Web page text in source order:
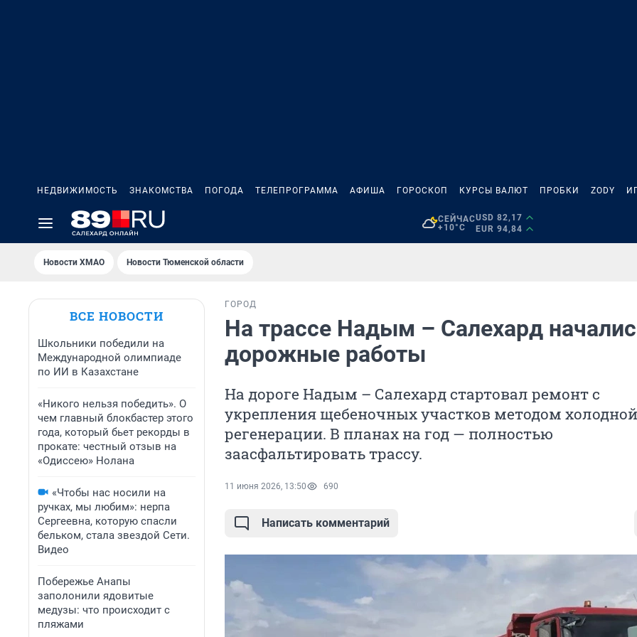
НЕДВИЖИМОСТЬ ЗНАКОМСТВА ПОГОДА ТЕЛЕПРОГРАММА АФИША ГОРОСКОП КУРСЫ ВАЛЮТ ПРОБКИ ZODY
СЕЙЧАС
+10°C
USD 82,17
EUR 94,84
Новости ХМАО Новости Тюменской области
ВСЕ НОВОСТИ
Школьники победили на
Международной олимпиаде
по ИИ в Казахстане
«Никого нельзя победить». О
чем главный блокбастер этого
года, который бьет рекорды в
прокате: честный отзыв на
«Одиссею» Нолана
«Чтобы нас носили на
ручках, мы любим»: нерпа
Сергеевна, которую спасли
бельком, стала звездой Сети.
Видео
Побережье Анапы
заполонили ядовитые
медузы: что происходит с
пляжами
ГОРОД
На трассе Надым – Салехард
дорожные работы
На дороге Надым – Салехард стартовал ремонт с
укрепления щебеночных участков методом холодной
регенерации. В планах на год — полностью
заасфальтировать трассу.
11 июня 2026, 13:50 690
Написать комментарий